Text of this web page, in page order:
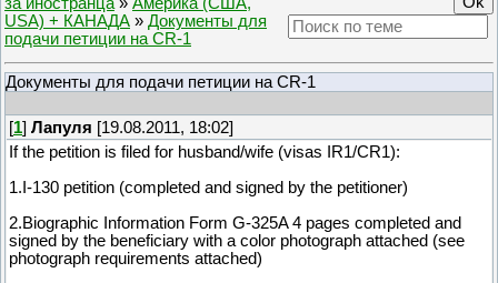
за иностранца » Америка (США,
USA) + КАНАДА » Документы для
подачи петиции на СR-1
Документы для подачи петиции на СR-1
[1] Лапуля [19.08.2011, 18:02]
If the petition is filed for husband/wife (visas IR1/CR1):
1.I-130 petition (completed and signed by the petitioner)
2.Biographic Information Form G-325A 4 pages completed and
signed by the beneficiary with a color photograph attached (see
photograph requirements attached)